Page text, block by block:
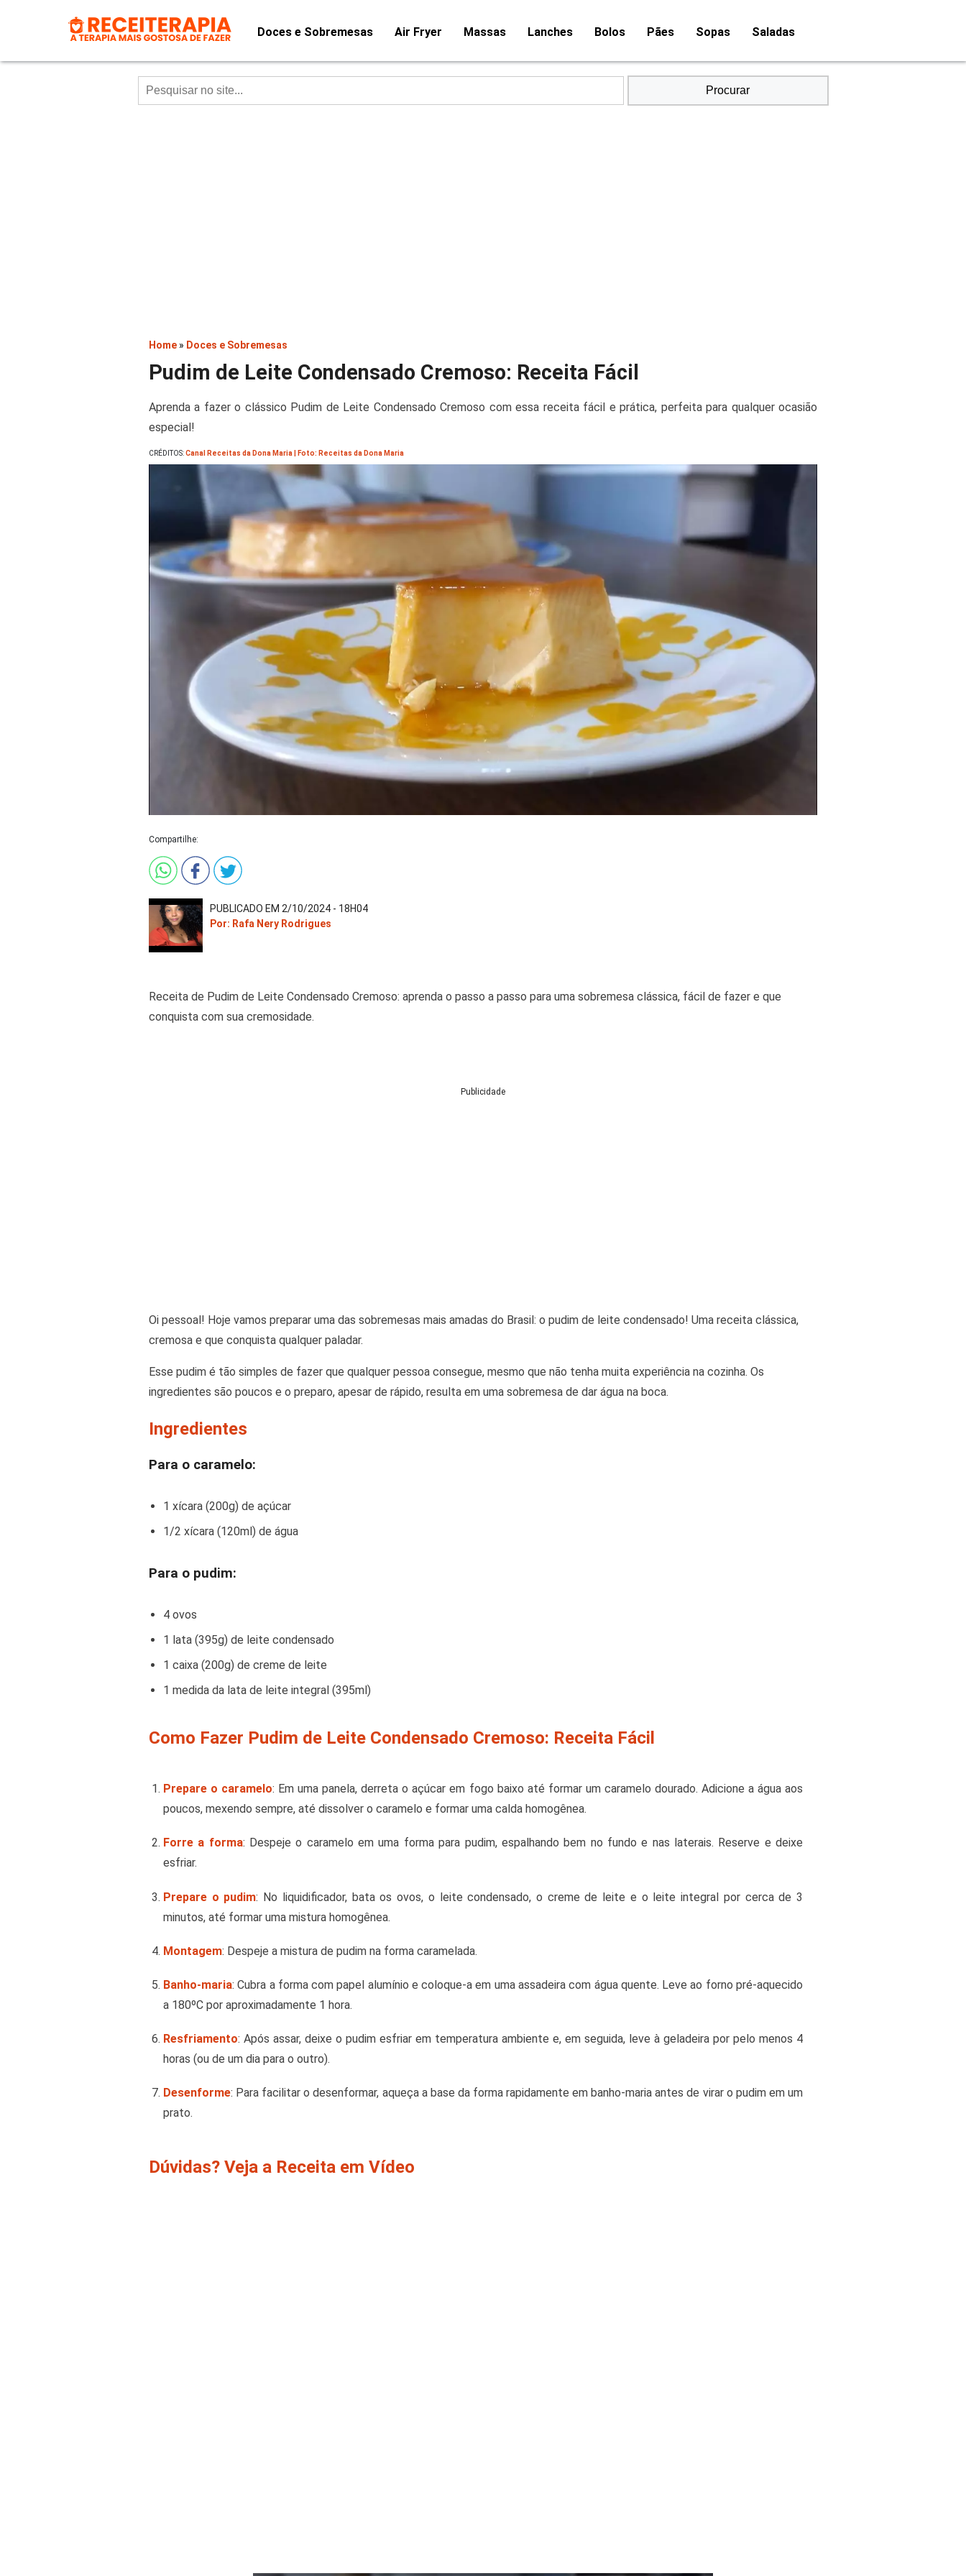
Doces e Sobremesas Air Fryer Massas Lanches Bolos Pães Sopas Saladas
Procurar
Home » Doces e Sobremesas
Pudim de Leite Condensado Cremoso: Receita Fácil
Aprenda a fazer o clássico Pudim de Leite Condensado Cremoso com essa receita fácil e prática, perfeita para qualquer ocasião
especial!
CRÉDITOS:Canal Receitas da Dona Maria | Foto: Receitas da Dona Maria
Compartilhe:
PUBLICADO EM 2/10/2024 - 18H04
Por: Rafa Nery Rodrigues
Receita de Pudim de Leite Condensado Cremoso: aprenda o passo a passo para uma sobremesa clássica, fácil de fazer e que
conquista com sua cremosidade.
Publicidade
Oi pessoal! Hoje vamos preparar uma das sobremesas mais amadas do Brasil: o pudim de leite condensado! Uma receita clássica,
cremosa e que conquista qualquer paladar.
Esse pudim é tão simples de fazer que qualquer pessoa consegue, mesmo que não tenha muita experiência na cozinha. Os
ingredientes são poucos e o preparo, apesar de rápido, resulta em uma sobremesa de dar água na boca.
Ingredientes
Para o caramelo:
1 xícara (200g) de açúcar
1/2 xícara (120ml) de água
Para o pudim:
4 ovos
1 lata (395g) de leite condensado
1 caixa (200g) de creme de leite
1 medida da lata de leite integral (395ml)
Como Fazer Pudim de Leite Condensado Cremoso: Receita Fácil
Prepare o caramelo: Em uma panela, derreta o açúcar em fogo baixo até formar um caramelo dourado. Adicione a água aos
poucos, mexendo sempre, até dissolver o caramelo e formar uma calda homogênea.
Forre a forma: Despeje o caramelo em uma forma para pudim, espalhando bem no fundo e nas laterais. Reserve e deixe
esfriar.
Prepare o pudim: No liquidificador, bata os ovos, o leite condensado, o creme de leite e o leite integral por cerca de 3
minutos, até formar uma mistura homogênea.
Montagem: Despeje a mistura de pudim na forma caramelada.
Banho-maria: Cubra a forma com papel alumínio e coloque-a em uma assadeira com água quente. Leve ao forno pré-aquecido
a 180ºC por aproximadamente 1 hora.
Resfriamento: Após assar, deixe o pudim esfriar em temperatura ambiente e, em seguida, leve à geladeira por pelo menos 4
horas (ou de um dia para o outro).
Desenforme: Para facilitar o desenformar, aqueça a base da forma rapidamente em banho-maria antes de virar o pudim em um
prato.
Dúvidas? Veja a Receita em Vídeo